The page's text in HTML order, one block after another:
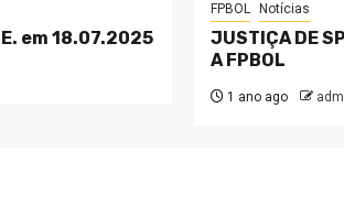
em 18.07.2025
FPBOL Notícias
JUSTIÇA DE
A FPBOL
1 ano ago